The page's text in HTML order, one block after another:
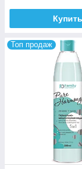
Купить
Топ продаж